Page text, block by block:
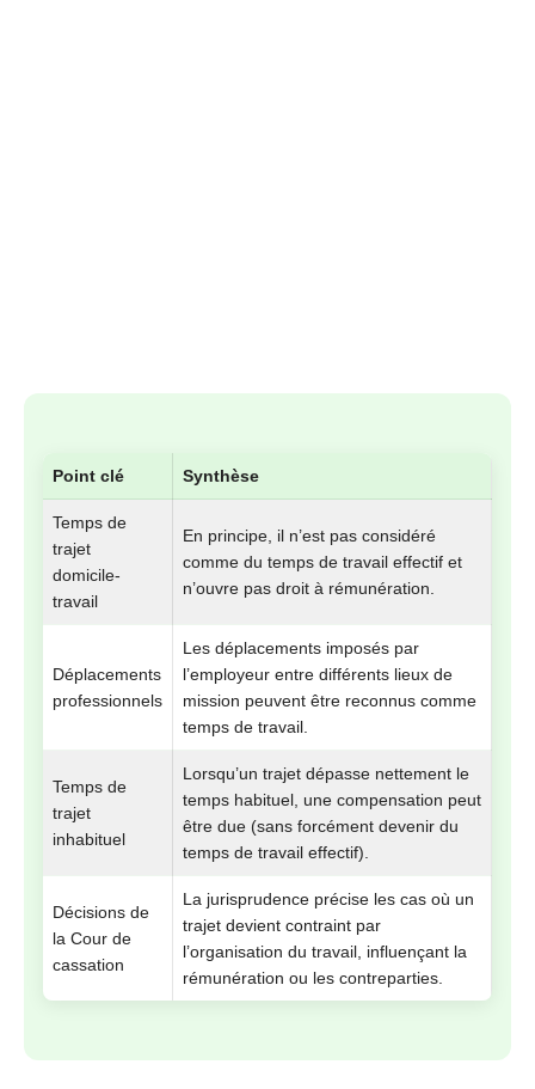
Point clé Synthèse
Temps de
trajet
domicile-
travail
En principe, il n’est pas considéré
comme du temps de travail effectif et
n’ouvre pas droit à rémunération.
Déplacements
professionnels
Les déplacements imposés par
l’employeur entre différents lieux de
mission peuvent être reconnus comme
temps de travail.
Temps de
trajet
inhabituel
Lorsqu’un trajet dépasse nettement le
temps habituel, une compensation peut
être due (sans forcément devenir du
temps de travail effectif).
Décisions de
la Cour de
cassation
La jurisprudence précise les cas où un
trajet devient contraint par
l’organisation du travail, influençant la
rémunération ou les contreparties.